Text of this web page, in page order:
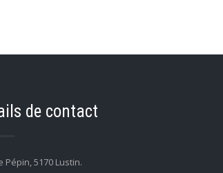
de contact
Pépin, 5170 Lustin.